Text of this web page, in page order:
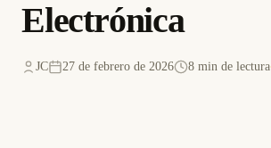
Electrónica
JC 27 de febrero de 2026 8 min de lectura